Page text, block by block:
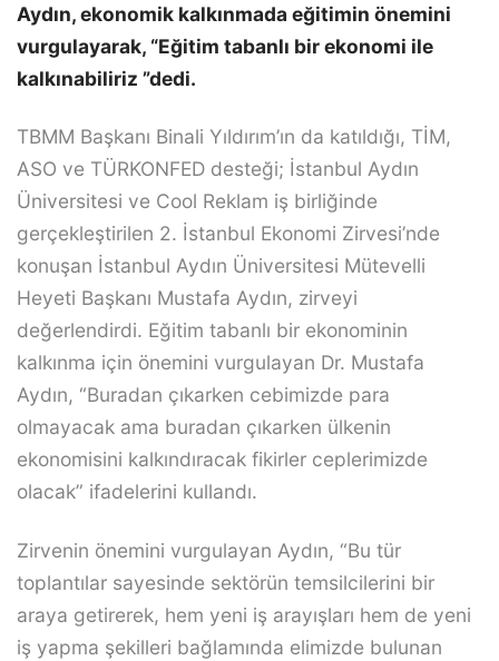
Aydın, ekonomik kalkınmada eğitimin önemini
vurgulayarak, “Eğitim tabanlı bir ekonomi ile
kalkınabiliriz ”dedi.
TBMM Başkanı Binali Yıldırım’ın da katıldığı, TİM,
ASO ve TÜRKONFED desteği; İstanbul Aydın
Üniversitesi ve Cool Reklam iş birliğinde
gerçekleştirilen 2. İstanbul Ekonomi Zirvesi’nde
konuşan İstanbul Aydın Üniversitesi Mütevelli
Heyeti Başkanı Mustafa Aydın, zirveyi
değerlendirdi. Eğitim tabanlı bir ekonominin
kalkınma için önemini vurgulayan Dr. Mustafa
Aydın, “Buradan çıkarken cebimizde para
olmayacak ama buradan çıkarken ülkenin
ekonomisini kalkındıracak fikirler ceplerimizde
olacak” ifadelerini kullandı.
Zirvenin önemini vurgulayan Aydın, “Bu tür
toplantılar sayesinde sektörün temsilcilerini bir
araya getirerek, hem yeni iş arayışları hem de yeni
iş yapma şekilleri bağlamında elimizde bulunan